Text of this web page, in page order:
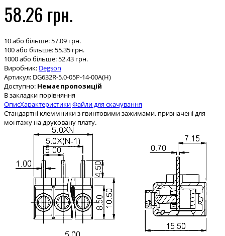
58.26 грн.
10 або більше: 57.09 грн.
100 або більше: 55.35 грн.
1000 або більше: 52.43 грн.
Виробник: Degson
Артикул: DG632R-5.0-05P-14-00A(H)
Доступно: Немає пропозицій
В закладки порівняння
ОписХарактеристикиФайли для скачування
Стандартні клеммники з гвинтовими зажимами, призначені для
монтажу на друковану плату.